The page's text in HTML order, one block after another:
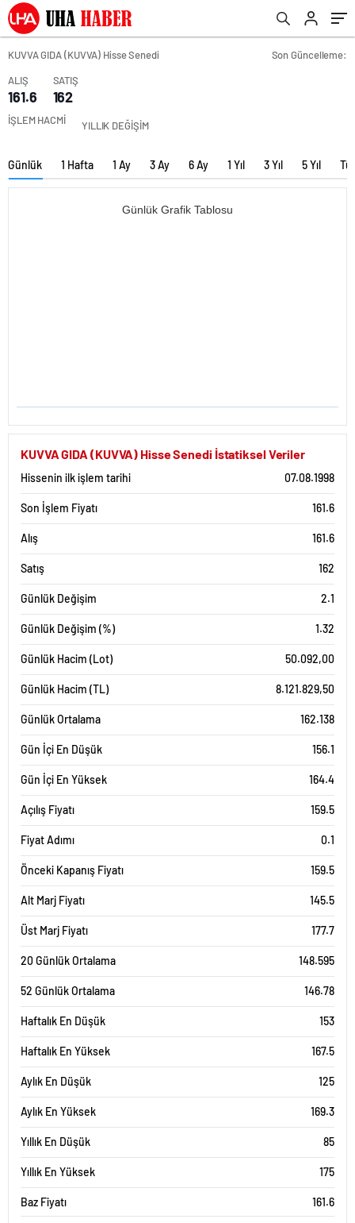
KUVVA GIDA (KUVVA) Hisse Senedi
Son Güncelleme:
ALIŞ
161.6
SATIŞ
162
İŞLEM HACMİ YILLIK DEĞİŞİM
Günlük 1 Hafta 1 Ay 3 Ay 6 Ay 1 Yıl 3 Yıl 5 Yıl
Günlük Grafik Tablosu
KUVVA GIDA (KUVVA) Hisse Senedi İstatiksel Veriler
Hissenin ilk işlem tarihi 07.08.1998
Son İşlem Fiyatı 161.6
Alış 161.6
Satış 162
Günlük Değişim 2.1
Günlük Değişim (%) 1.32
Günlük Hacim (Lot) 50.092,00
Günlük Hacim (TL) 8.121.829,50
Günlük Ortalama 162.138
Gün İçi En Düşük 156.1
Gün İçi En Yüksek 164.4
Açılış Fiyatı 159.5
Fiyat Adımı 0.1
Önceki Kapanış Fiyatı 159.5
Alt Marj Fiyatı 145.5
Üst Marj Fiyatı 177.7
20 Günlük Ortalama 148.595
52 Günlük Ortalama 146.78
Haftalık En Düşük 153
Haftalık En Yüksek 167.5
Aylık En Düşük 125
Aylık En Yüksek 169.3
Yıllık En Düşük 85
Yıllık En Yüksek 175
Baz Fiyatı 161.6